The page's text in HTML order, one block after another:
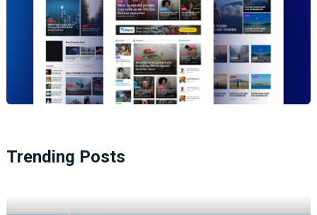
Trending Posts